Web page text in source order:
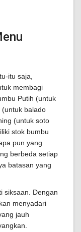
itu saja,
membagi
Putih (untuk
balado
(untuk soto
stok bumbu
pun yang
berbeda setiap
batasan yang
siksaan. Dengan
menyadari
jauh